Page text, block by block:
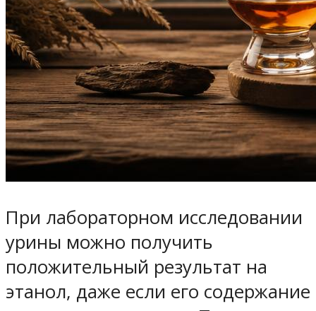
При лабораторном исследовании
урины можно получить
положительный результат на
этанол, даже если его содержание